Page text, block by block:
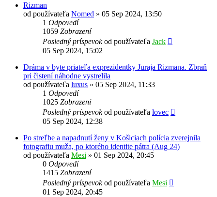
Rizman
od používateľa Nomed » 05 Sep 2024, 13:50
1 Odpovedí
1059 Zobrazení
Posledný príspevokod používateľa Jack
05 Sep 2024, 15:02
Dráma v byte priateľa exprezidentky Juraja Rizmana. Zbraň
pri čistení náhodne vystrelila
od používateľa luxus » 05 Sep 2024, 11:33
1 Odpovedí
1025 Zobrazení
Posledný príspevokod používateľa lovec
05 Sep 2024, 12:38
Po streľbe a napadnutí ženy v Košiciach polícia zverejnila
fotografiu muža, po ktorého identite pátra (Aug 24)
od používateľa Mesi » 01 Sep 2024, 20:45
0 Odpovedí
1415 Zobrazení
Posledný príspevokod používateľa Mesi
01 Sep 2024, 20:45